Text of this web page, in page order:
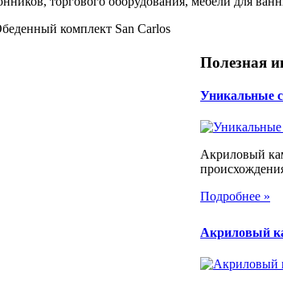
комплект San Carlos
Полезная
Уникальные
Акриловый
Подробнее »
Акриловый